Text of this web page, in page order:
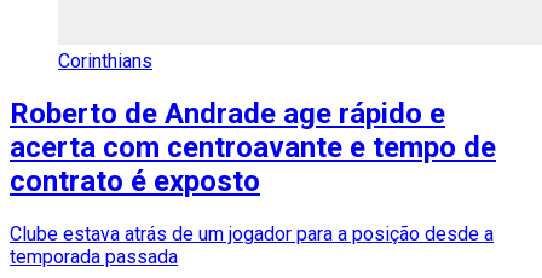
Corinthians
Roberto de Andrade age rápido e
acerta com centroavante e tempo de
contrato é exposto
Clube estava atrás de um jogador para a posição desde a
temporada passada